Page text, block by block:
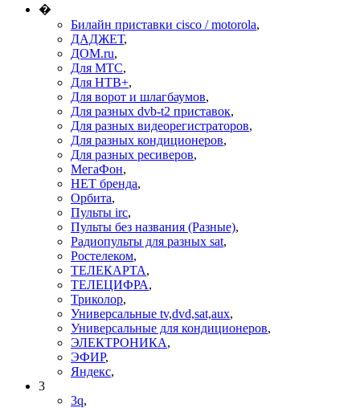
�
Билайн приставки cisco / motorola,
ДАДЖЕТ,
ДОМ.ru,
Для МТС,
Для НТВ+,
Для ворот и шлагбаумов,
Для разных dvb-t2 приставок,
Для разных видеорегистраторов,
Для разных кондиционеров,
Для разных ресиверов,
МегаФон,
НЕТ бренда,
Орбита,
Пульты irc,
Пульты без названия (Разные),
Радиопульты для разных sat,
Ростелеком,
ТЕЛЕКАРТА,
ТЕЛЕЦИФРА,
Триколор,
Универсальные tv,dvd,sat,aux,
Универсальные для кондиционеров,
ЭЛЕКТРОНИКА,
ЭФИР,
Яндекс,
3
3q,